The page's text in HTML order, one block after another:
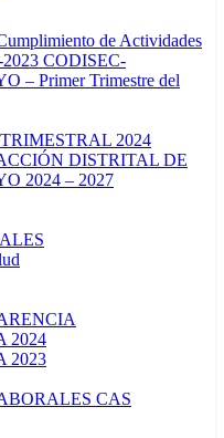
de Actividades
CODISEC-
– Primer Trimestre del
2024
DISTRITAL DE
2024 – 2027
2024
2023
CAS